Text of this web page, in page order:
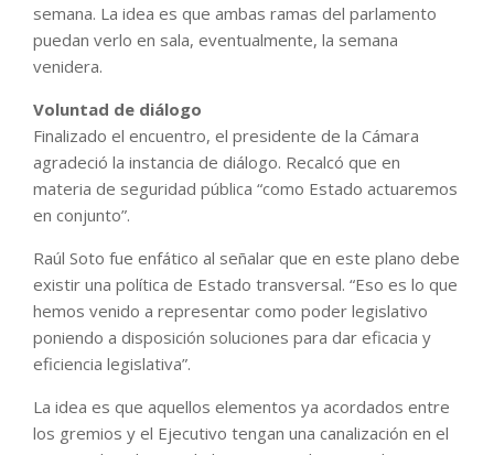
semana. La idea es que ambas ramas del parlamento
puedan verlo en sala, eventualmente, la semana
venidera.
Voluntad de diálogo
Finalizado el encuentro, el presidente de la Cámara
agradeció la instancia de diálogo. Recalcó que en
materia de seguridad pública “como Estado actuaremos
en conjunto”.
Raúl Soto fue enfático al señalar que en este plano debe
existir una política de Estado transversal. “Eso es lo que
hemos venido a representar como poder legislativo
poniendo a disposición soluciones para dar eficacia y
eficiencia legislativa”.
La idea es que aquellos elementos ya acordados entre
los gremios y el Ejecutivo tengan una canalización en el